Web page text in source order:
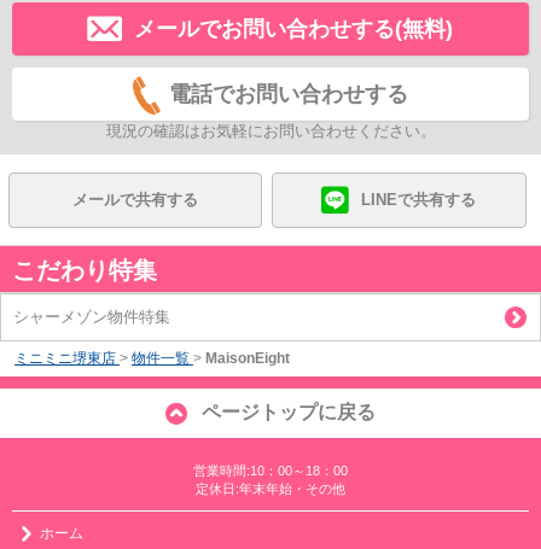
メールでお問い合わせする(無料)
電話でお問い合わせする
現況の確認はお気軽にお問い合わせください。
メールで共有する LINEで共有する
こだわり特集
シャーメゾン物件特集
ミニミニ堺東店 > 物件一覧 > MaisonEight
ページトップに戻る
営業時間:10：00～18：00
定休日:年末年始・その他
ホーム